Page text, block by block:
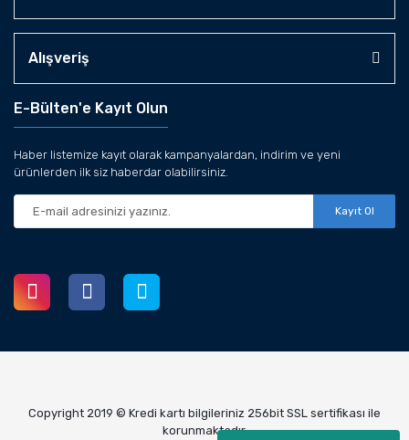
Alışveriş
E-Bülten'e Kayıt Olun
Haber listemize kayıt olarak kampanyalardan, indirim ve yeni
ürünlerden ilk siz haberdar olabilirsiniz.
Kayıt Ol
Copyright 2019 © Kredi kartı bilgileriniz 256bit SSL sertifikası ile
korunmaktadır.